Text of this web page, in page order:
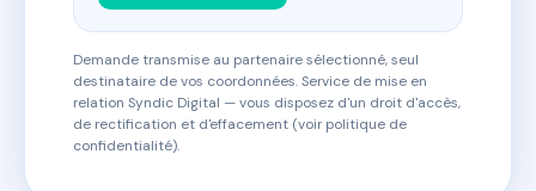
Demande transmise au partenaire sélectionné, seul
destinataire de vos coordonnées. Service de mise en
relation Syndic Digital — vous disposez d'un droit d'accès,
de rectification et d'effacement (voir politique de
confidentialité).